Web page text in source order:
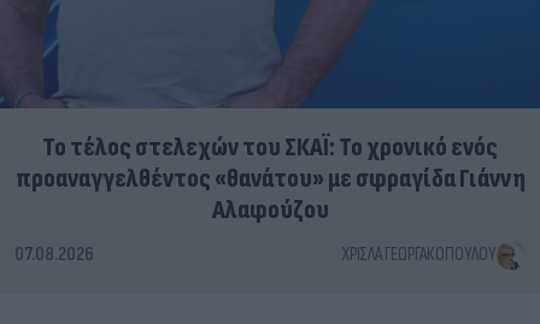
Το τέλος στελεχών του ΣΚΑΪ: Το χρονικό ενός
προαναγγελθέντος «θανάτου» με σφραγίδα Γιάννη
Αλαφούζου
07.08.2026 ΧΡΊΣΛΑ ΓΕΩΡΓΑΚΟΠΟΎΛΟΥ